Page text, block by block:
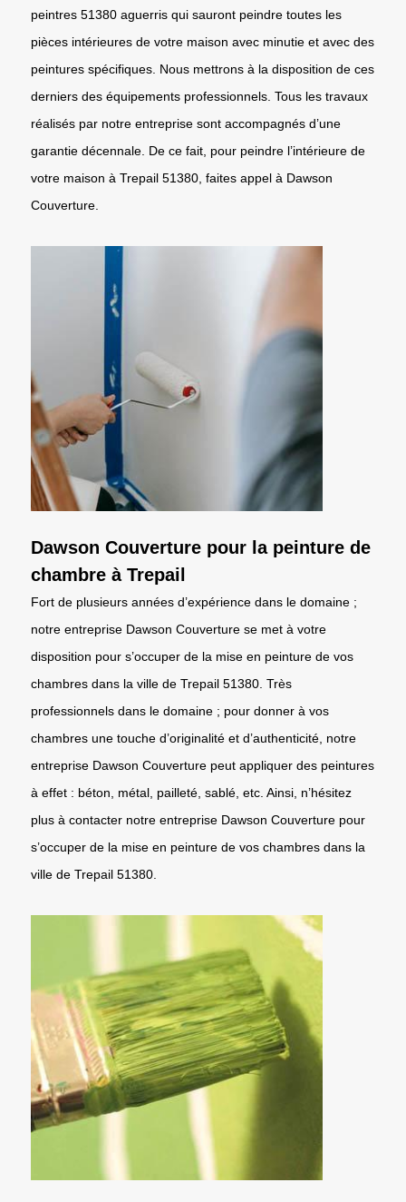
peintres 51380 aguerris qui sauront peindre toutes les
pièces intérieures de votre maison avec minutie et avec des
peintures spécifiques. Nous mettrons à la disposition de ces
derniers des équipements professionnels. Tous les travaux
réalisés par notre entreprise sont accompagnés d’une
garantie décennale. De ce fait, pour peindre l’intérieure de
votre maison à Trepail 51380, faites appel à Dawson
Couverture.
Dawson Couverture pour la peinture de
chambre à Trepail
Fort de plusieurs années d’expérience dans le domaine ;
notre entreprise Dawson Couverture se met à votre
disposition pour s’occuper de la mise en peinture de vos
chambres dans la ville de Trepail 51380. Très
professionnels dans le domaine ; pour donner à vos
chambres une touche d’originalité et d’authenticité, notre
entreprise Dawson Couverture peut appliquer des peintures
à effet : béton, métal, pailleté, sablé, etc. Ainsi, n’hésitez
plus à contacter notre entreprise Dawson Couverture pour
s’occuper de la mise en peinture de vos chambres dans la
ville de Trepail 51380.